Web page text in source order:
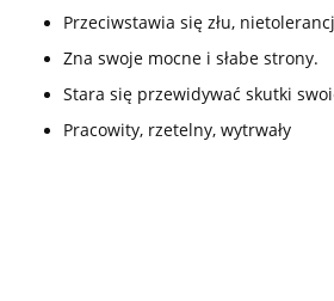
Przeciwstawia się złu,
Zna swoje mocne i słabe strony.
Stara się przewidywać skutki
Pracowity, rzetelny, wytrwały